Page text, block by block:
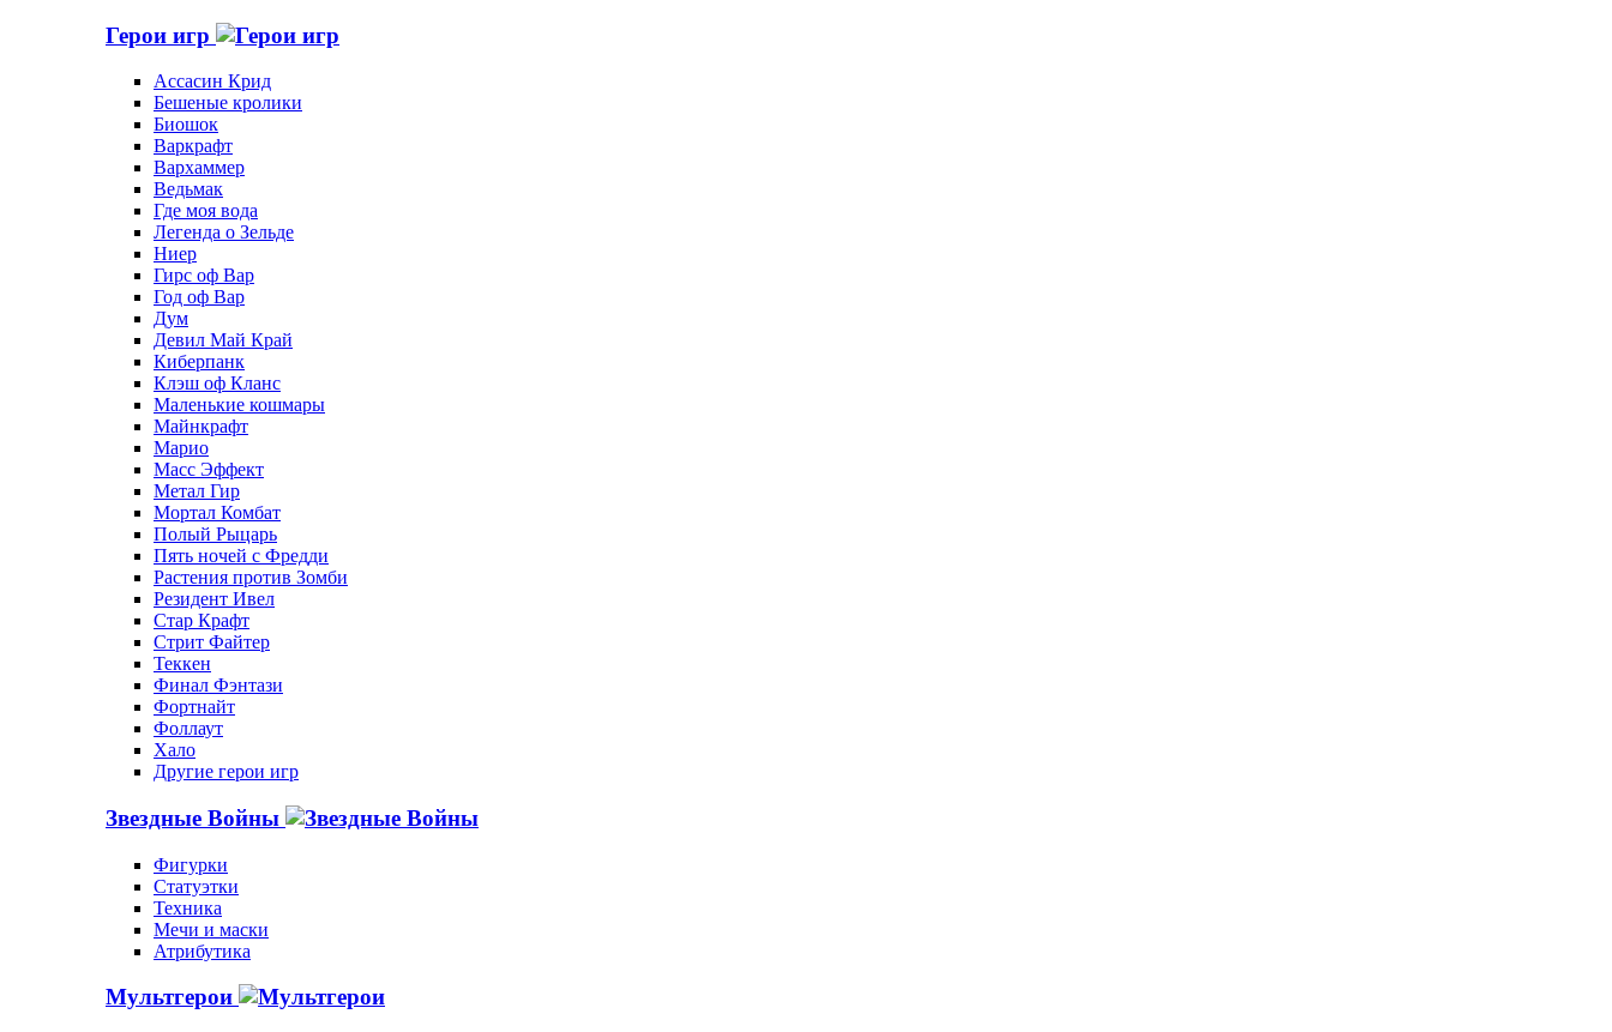
Герои игр
Ассасин Крид
Бешеные кролики
Биошок
Варкрафт
Вархаммер
Ведьмак
Где моя вода
Легенда о Зельде
Ниер
Гирс оф Вар
Год оф Вар
Дум
Девил Май Край
Киберпанк
Клэш оф Кланс
Маленькие кошмары
Майнкрафт
Марио
Масс Эффект
Метал Гир
Мортал Комбат
Полый Рыцарь
Пять ночей с Фредди
Растения против Зомби
Резидент Ивел
Стар Крафт
Стрит Файтер
Теккен
Финал Фэнтази
Фортнайт
Фоллаут
Хало
Другие герои игр
Звездные Войны
Фигурки
Статуэтки
Техника
Мечи и маски
Атрибутика
Мультгерои